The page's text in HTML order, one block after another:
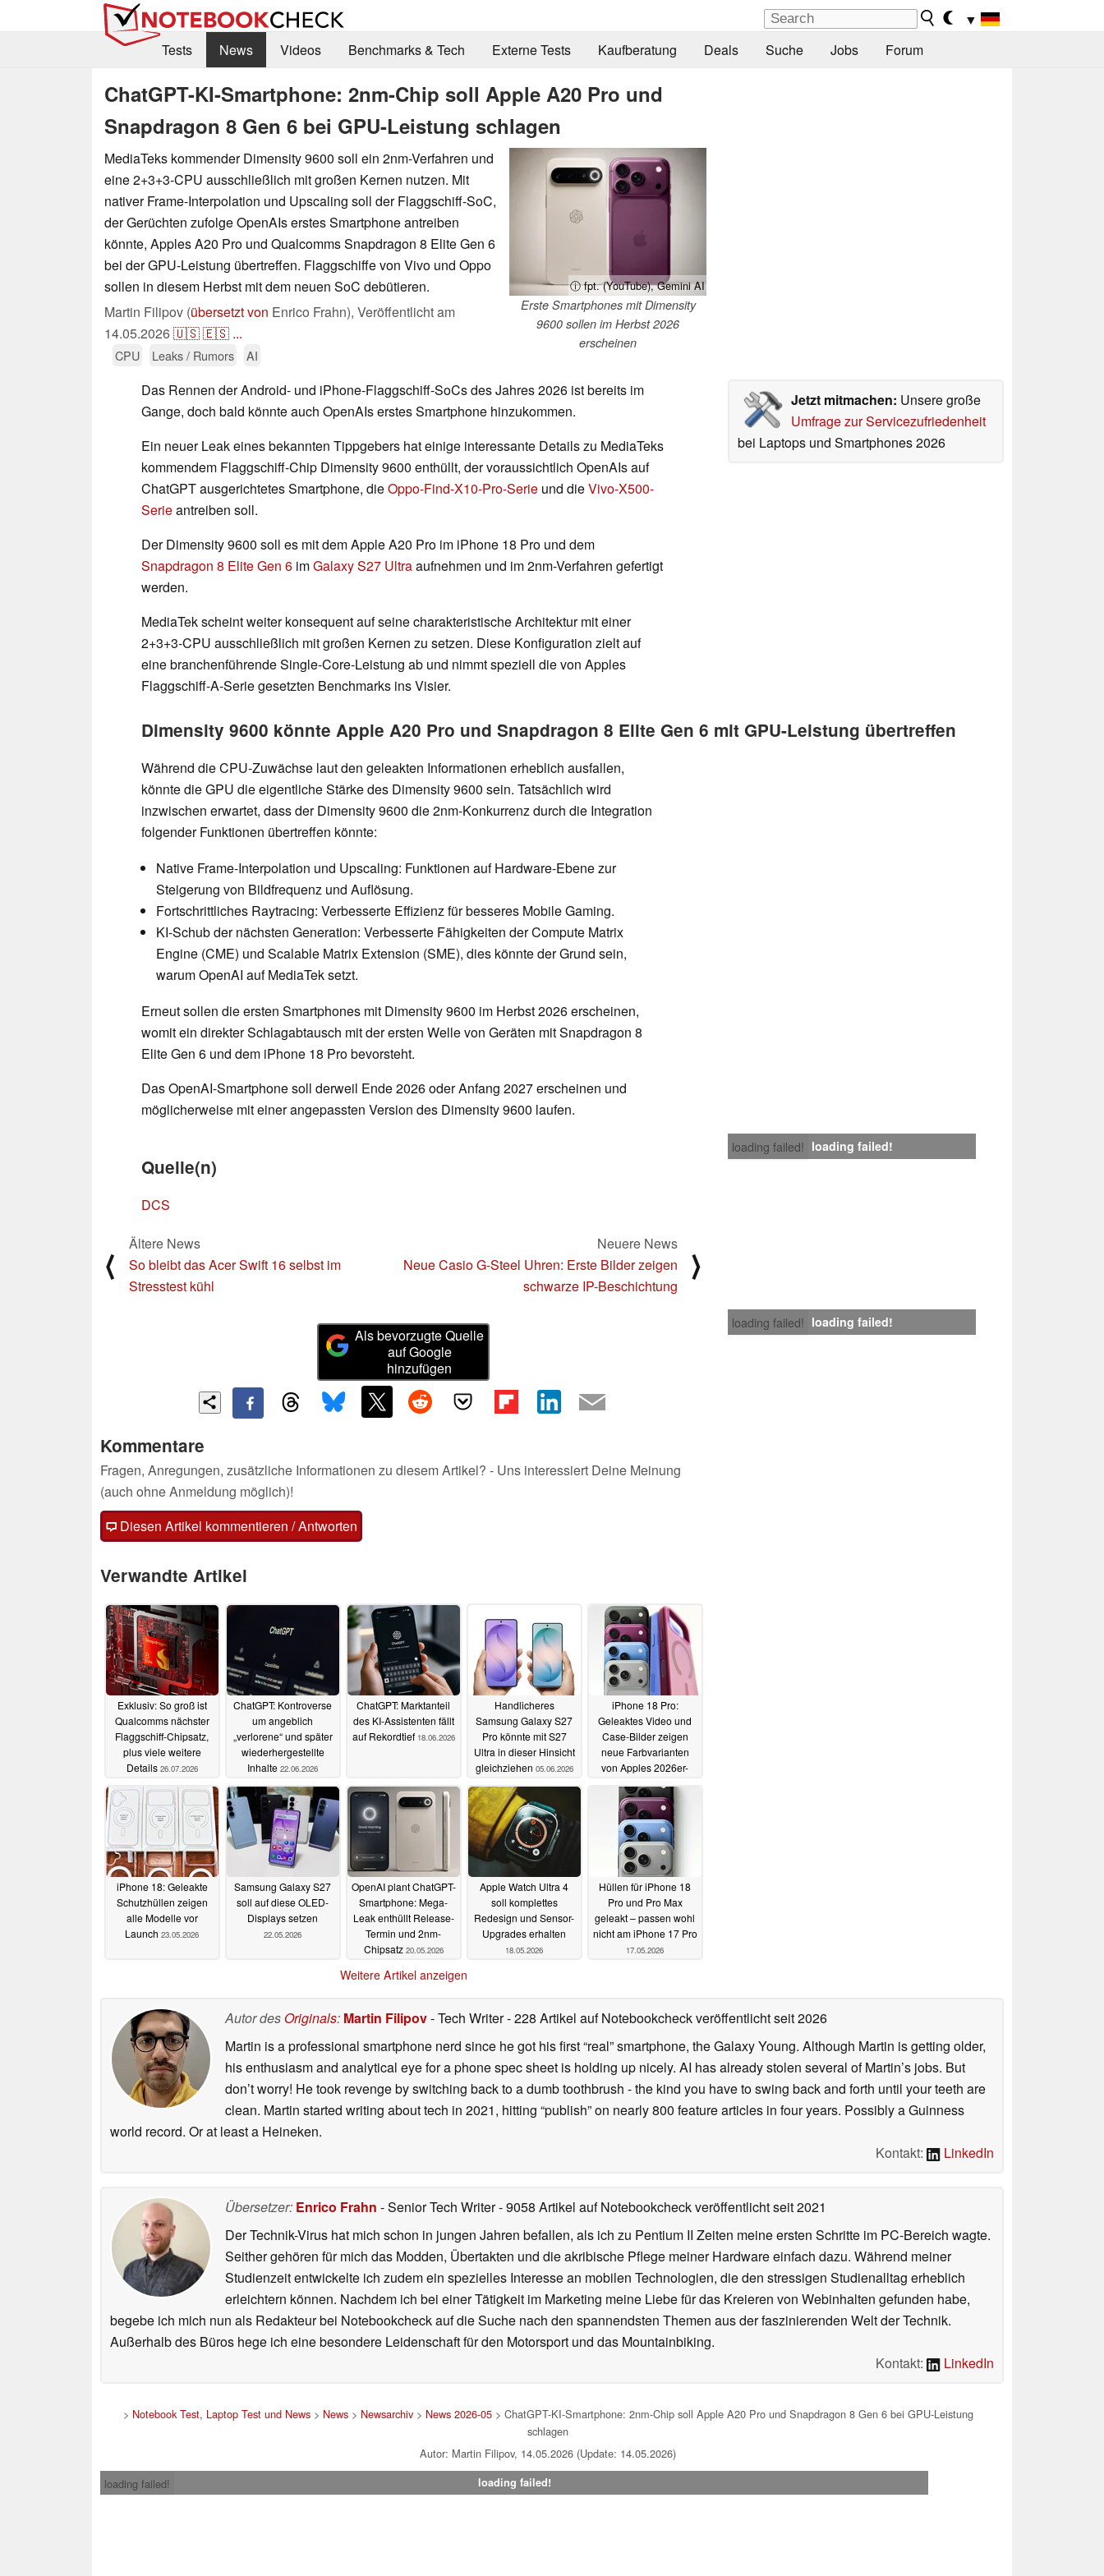
▼
Tests
News Videos Benchmarks & Tech Externe Tests Kaufberatung Deals Suche Jobs Forum
ChatGPT-KI-Smartphone: 2nm-Chip soll Apple A20 Pro und
Snapdragon 8 Gen 6 bei GPU-Leistung schlagen
ⓘ fpt. (YouTube), Gemini AI
Erste Smartphones mit Dimensity
9600 sollen im Herbst 2026
erscheinen
MediaTeks kommender Dimensity 9600 soll ein 2nm-Verfahren und
eine 2+3+3-CPU ausschließlich mit großen Kernen nutzen. Mit
nativer Frame-Interpolation und Upscaling soll der Flaggschiff-SoC,
der Gerüchten zufolge OpenAIs erstes Smartphone antreiben
könnte, Apples A20 Pro und Qualcomms Snapdragon 8 Elite Gen 6
bei der GPU-Leistung übertreffen. Flaggschiffe von Vivo und Oppo
sollen in diesem Herbst mit dem neuen SoC debütieren.
Martin Filipov (übersetzt von Enrico Frahn), Veröffentlicht am
14.05.2026🇺🇸🇪🇸 ...
CPU Leaks / Rumors AI
Jetzt mitmachen: Unsere große
Umfrage zur Servicezufriedenheit
bei Laptops und Smartphones 2026
Das Rennen der Android- und iPhone-Flaggschiff-SoCs des Jahres 2026 ist bereits im
Gange, doch bald könnte auch OpenAIs erstes Smartphone hinzukommen.
Ein neuer Leak eines bekannten Tippgebers hat einige interessante Details zu MediaTeks
kommendem Flaggschiff-Chip Dimensity 9600 enthüllt, der voraussichtlich OpenAIs auf
ChatGPT ausgerichtetes Smartphone, dieOppo-Find-X10-Pro-Serie und dieVivo-X500-
Serieantreiben soll.
Der Dimensity 9600 soll es mit dem Apple A20 Pro im iPhone 18 Pro und dem
Snapdragon 8 Elite Gen 6 imGalaxy S27 Ultraaufnehmen und im 2nm-Verfahren gefertigt
werden.
MediaTek scheint weiter konsequent auf seine charakteristische Architektur mit einer
2+3+3-CPU ausschließlich mit großen Kernen zu setzen. Diese Konfiguration zielt auf
eine branchenführende Single-Core-Leistung ab und nimmt speziell die von Apples
Flaggschiff-A-Serie gesetzten Benchmarks ins Visier.
Dimensity 9600 könnte Apple A20 Pro und Snapdragon 8 Elite Gen 6 mit GPU-Leistung übertreffen
Während die CPU-Zuwächse laut den geleakten Informationen erheblich ausfallen,
könnte die GPU die eigentliche Stärke des Dimensity 9600 sein. Tatsächlich wird
inzwischen erwartet, dass der Dimensity 9600 die 2nm-Konkurrenz durch die Integration
folgender Funktionen übertreffen könnte:
Native Frame-Interpolation und Upscaling: Funktionen auf Hardware-Ebene zur
Steigerung von Bildfrequenz und Auflösung.
Fortschrittliches Raytracing: Verbesserte Effizienz für besseres Mobile Gaming.
KI-Schub der nächsten Generation: Verbesserte Fähigkeiten der Compute Matrix
Engine (CME) und Scalable Matrix Extension (SME), dies könnte der Grund sein,
warum OpenAI auf MediaTek setzt.
Erneut sollen die ersten Smartphones mit Dimensity 9600 im Herbst 2026 erscheinen,
womit ein direkter Schlagabtausch mit der ersten Welle von Geräten mit Snapdragon 8
Elite Gen 6 und dem iPhone 18 Pro bevorsteht.
Das OpenAI-Smartphone soll derweil Ende 2026 oder Anfang 2027 erscheinen und
möglicherweise mit einer angepassten Version des Dimensity 9600 laufen.
loading failed! loading failed!
Quelle(n)
DCS
⟨
Ältere News
So bleibt das Acer Swift 16 selbst im
Stresstest kühl
Neuere News
Neue Casio G-Steel Uhren: Erste Bilder zeigen
schwarze IP-Beschichtung
⟩
loading failed! loading failed!
Als bevorzugte Quelle
auf Google
hinzufügen
Kommentare
Fragen, Anregungen, zusätzliche Informationen zu diesem Artikel? - Uns interessiert Deine Meinung
(auch ohne Anmeldung möglich)!
Diesen Artikel kommentieren / Antworten
Verwandte Artikel
Exklusiv: So groß ist
Qualcomms nächster
Flaggschiff-Chipsatz,
plus viele weitere
Details 26.07.2026
ChatGPT: Kontroverse
um angeblich
„verlorene“ und später
wiederhergestellte
Inhalte 22.06.2026
ChatGPT: Marktanteil
des KI-Assistenten fällt
auf Rekordtief 18.06.2026
Handlicheres
Samsung Galaxy S27
Pro könnte mit S27
Ultra in dieser Hinsicht
gleichziehen 05.06.2026
iPhone 18 Pro:
Geleaktes Video und
Case-Bilder zeigen
neue Farbvarianten
von Apples 2026er-
Flaggschiffen25.05.2026
iPhone 18: Geleakte
Schutzhüllen zeigen
alle Modelle vor
Launch 23.05.2026
Samsung Galaxy S27
soll auf diese OLED-
Displays setzen
22.05.2026
OpenAI plant ChatGPT-
Smartphone: Mega-
Leak enthüllt Release-
Termin und 2nm-
Chipsatz 20.05.2026
Apple Watch Ultra 4
soll komplettes
Redesign und Sensor-
Upgrades erhalten
18.05.2026
Hüllen für iPhone 18
Pro und Pro Max
geleakt – passen wohl
nicht am iPhone 17 Pro
17.05.2026
Weitere Artikel anzeigen
Autor des Originals: Martin Filipov- Tech Writer- 228 Artikel auf Notebookcheck veröffentlichtseit 2026
Martin is a professional smartphone nerd since he got his first “real” smartphone, the Galaxy Young. Although Martin is getting older,
his enthusiasm and analytical eye for a phone spec sheet is holding up nicely. AI has already stolen several of Martin’s jobs. But
don’t worry! He took revenge by switching back to a dumb toothbrush - the kind you have to swing back and forth until your teeth are
clean. Martin started writing about tech in 2021, hitting “publish” on nearly 800 feature articles in four years. Possibly a Guinness
world record. Or at least a Heineken.
Kontakt:
LinkedIn
Übersetzer: Enrico Frahn - Senior Tech Writer- 9058 Artikel auf Notebookcheck veröffentlichtseit 2021
Der Technik-Virus hat mich schon in jungen Jahren befallen, als ich zu Pentium II Zeiten meine ersten Schritte im PC-Bereich wagte.
Seither gehören für mich das Modden, Übertakten und die akribische Pflege meiner Hardware einfach dazu. Während meiner
Studienzeit entwickelte ich zudem ein spezielles Interesse an mobilen Technologien, die den stressigen Studienalltag erheblich
erleichtern können. Nachdem ich bei einer Tätigkeit im Marketing meine Liebe für das Kreieren von Webinhalten gefunden habe,
begebe ich mich nun als Redakteur bei Notebookcheck auf die Suche nach den spannendsten Themen aus der faszinierenden Welt der Technik.
Außerhalb des Büros hege ich eine besondere Leidenschaft für den Motorsport und das Mountainbiking.
Kontakt:
LinkedIn
> Notebook Test, Laptop Test und News> News> Newsarchiv> News 2026-05> ChatGPT-KI-Smartphone: 2nm-Chip soll Apple A20 Pro und Snapdragon 8 Gen 6 bei GPU-Leistung
schlagen
Autor: Martin Filipov, 14.05.2026 (Update: 14.05.2026)
loading failed!
loading failed!